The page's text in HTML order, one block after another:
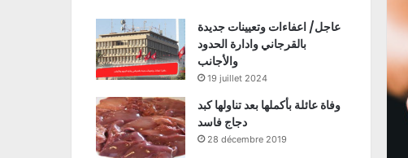
عاجل/ اعفاءات وتعيينات جديدة
بالقرجاني وادارة الحدود
والأجانب
19 juillet 2024
وفاة عائلة بأكملها بعد تناولها كبد
دجاج فاسد
28 décembre 2019